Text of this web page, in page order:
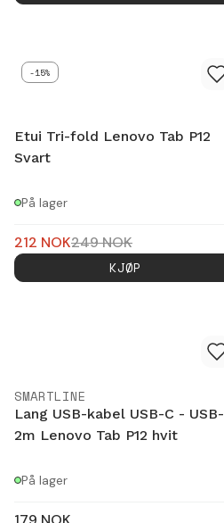
-15%
Etui Tri-fold Lenovo Tab P12
Svart
På lager
212 NOK249NOK
KJØP
SMARTLINE
Lang USB-kabel USB-C -
2m Lenovo Tab P12 hvit
På lager